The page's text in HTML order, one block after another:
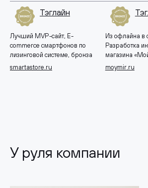
Тэглайн
Лучший MVP-сайт, E-
commerce смартфонов по
лизинговой системе, бронза
smartastore.ru
Из офлайна в
Разработка
магазина
moymir.ru
У руля компании